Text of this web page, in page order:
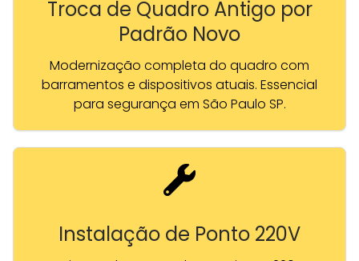
Troca de Quadro Antigo por
Padrão Novo
Modernização completa do quadro com
barramentos e dispositivos atuais. Essencial
para segurança em São Paulo SP.
Instalação de Ponto 220V